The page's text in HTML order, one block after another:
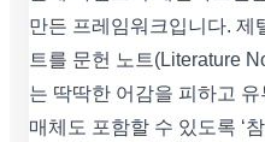
만든 프레임워크입니다. 제
트를 문헌 노트(Literature
는 딱딱한 어감을 피하고
매체도 포함할 수 있도록 ‘